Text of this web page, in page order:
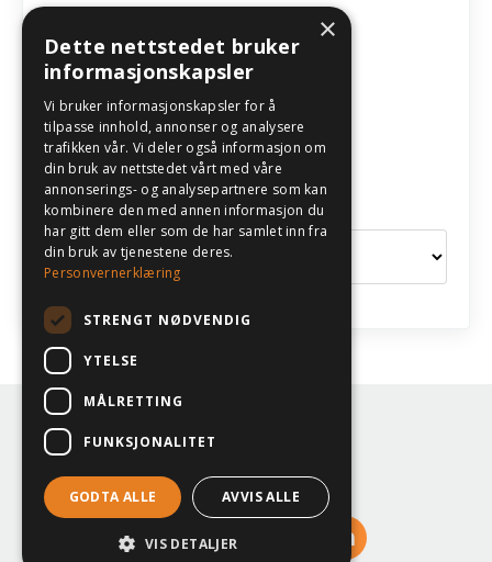
May 03, 2026
Følg oss
Kategorier
Terms Privacy
×
Dette nettstedet bruker
informasjonskapsler
Vi bruker informasjonskapsler for å
tilpasse innhold, annonser og analysere
trafikken vår. Vi deler også informasjon om
din bruk av nettstedet vårt med våre
annonserings- og analysepartnere som kan
kombinere den med annen informasjon du
har gitt dem eller som de har samlet inn fra
din bruk av tjenestene deres.
Personvernerklæring
STRENGT NØDVENDIG
YTELSE
MÅLRETTING
FUNKSJONALITET
GODTA ALLE AVVIS ALLE
VIS DETALJER